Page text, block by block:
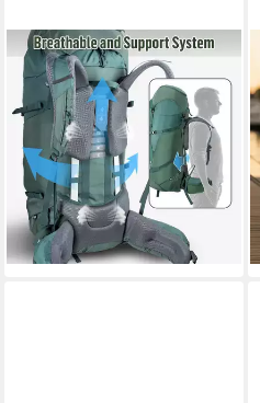
LUXUSKOLLEKTION
Trekkingrucksack Rucksack
50L 100L Trekkingrucksack
Herren Damen 100 liter Grün
Plus
239,95 €
lieferbar - in 8-10 Werktagen bei
dir